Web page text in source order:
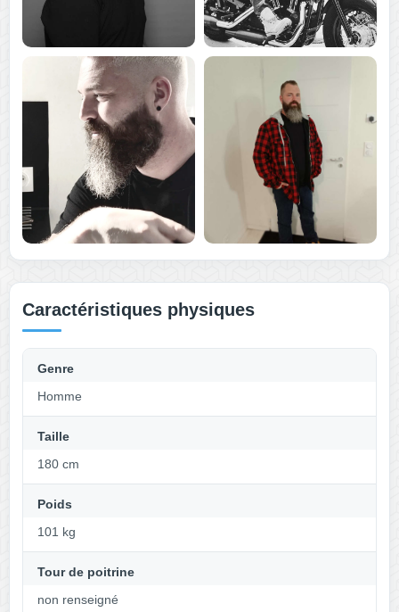
Caractéristiques physiques
Genre
Homme
Taille
180 cm
Poids
101 kg
Tour de poitrine
non renseigné